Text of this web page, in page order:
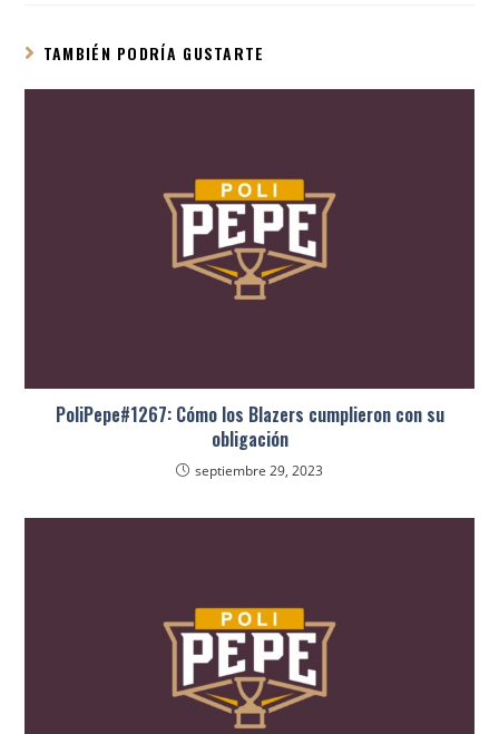
TAMBIÉN PODRÍA GUSTARTE
PoliPepe#1267: Cómo los Blazers cumplieron con su
obligación
septiembre 29, 2023